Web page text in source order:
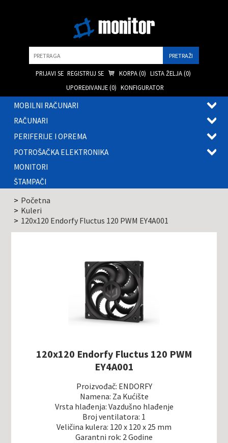
PRIJAVI SE REGISTRUJ SE KORPA (0) LISTA ŽELJA (0)
UPOREĐIVANJE (0) KONFIGURATOR
MOBILNI RAČUNARI
RAČUNARI
PERIFERIJE I OPREMA
POTROŠAČKA ELEKTRONIKA
MONITORI
ŠTAMPAČI
Početna
Kuleri
120x120 Endorfy Fluctus 120 PWM EY4A001
120x120 Endorfy Fluctus 120 PWM
EY4A001
Proizvođač: ENDORFY
Namena: Za Kućište
Vrsta hlađenja: Vazdušno hlađenje
Broj ventilatora: 1
Veličina kulera: 120 x 120 x 25 mm
Garantni rok: 2 Godine